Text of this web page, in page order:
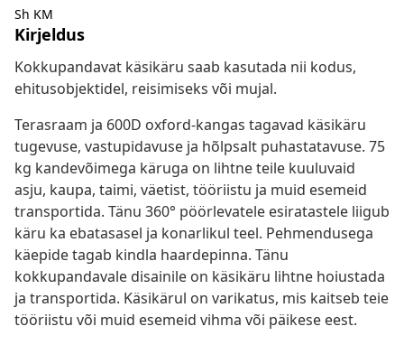
Sh KM
Kirjeldus
Kokkupandavat käsikäru saab kasutada nii kodus,
ehitusobjektidel, reisimiseks või mujal.
Terasraam ja 600D oxford-kangas tagavad käsikäru
tugevuse, vastupidavuse ja hõlpsalt puhastatavuse. 75
kg kandevõimega käruga on lihtne teile kuuluvaid
asju, kaupa, taimi, väetist, tööriistu ja muid esemeid
transportida. Tänu 360° pöörlevatele esiratastele liigub
käru ka ebatasasel ja konarlikul teel. Pehmendusega
käepide tagab kindla haardepinna. Tänu
kokkupandavale disainile on käsikäru lihtne hoiustada
ja transportida. Käsikärul on varikatus, mis kaitseb teie
tööriistu või muid esemeid vihma või päikese eest.